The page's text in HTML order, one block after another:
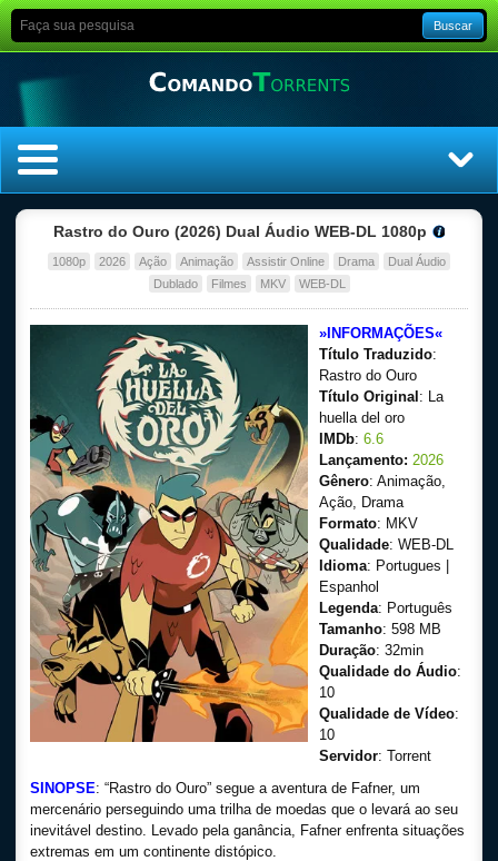
Buscar
Home
Top Filmes
Top Séries
Filmes
Dublado
Legendado
Rastro do Ouro (2026) Dual Áudio WEB-DL 1080p
1080p 2026 Ação Animação Assistir Online Drama
Dual Áudio
Dublado
Filmes MKV WEB-DL
»INFORMAÇÕES«
Título Traduzido:
Rastro do Ouro
Título Original : La
huella del oro
IMDb: 6.6
Lançamento: 2026
Gênero: Animação,
Ação, Drama
Formato: MKV
Qualidade: WEB-DL
Idioma: Portugues |
Espanhol
Legenda: Português
Tamanho: 598 MB
Duração: 32min
Qualidade do Áudio:
10
Qualidade de Vídeo:
10
Servidor: Torrent
SINOPSE: “Rastro do Ouro” segue a aventura de Fafner, um
mercenário perseguindo uma trilha de moedas que o levará ao seu
inevitável destino. Levado pela ganância, Fafner enfrenta situações
extremas em um continente distópico.